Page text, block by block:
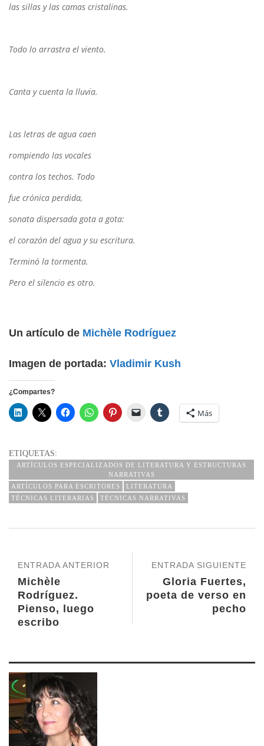
las sillas y las camas cristalinas.
Todo lo arrastra el viento.
Canta y cuenta la lluvia.
Las letras de agua caen
rompiendo las vocales
contra los techos. Todo
fue crónica perdida,
sonata dispersada gota a gota:
el corazón del agua y su escritura.
Terminó la tormenta.
Pero el silencio es otro.
Un artículo de Michèle Rodríguez
Imagen de portada: Vladimir Kush
¿Compartes?
Más
ETIQUETAS:
ARTÍCULOS ESPECIALIZADOS DE LITERATURA Y ESTRUCTURAS
NARRATIVAS
ARTÍCULOS PARA ESCRITORES
LITERATURA
TÉCNICAS LITERARIAS
TÉCNICAS NARRATIVAS
ENTRADA SIGUIENTE
Gloria Fuertes,
poeta de verso en
pecho
ENTRADA ANTERIOR
Michèle
Rodríguez.
Pienso, luego
escribo